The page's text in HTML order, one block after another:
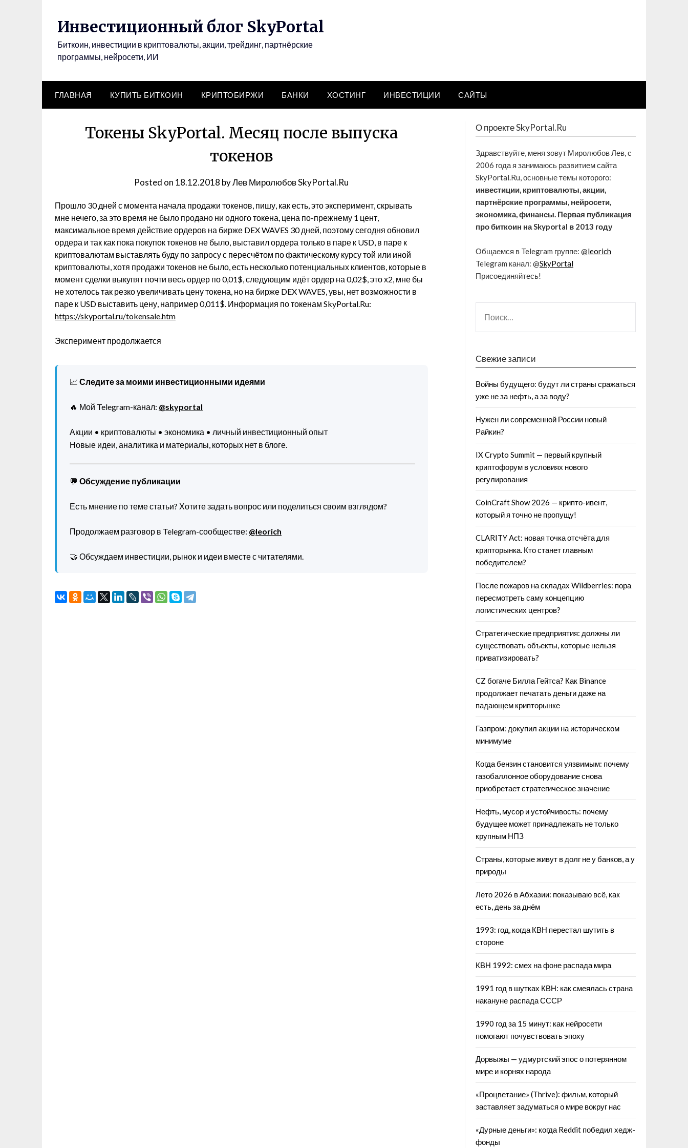
Инвестиционный блог SkyPortal
Биткоин, инвестиции в криптовалюты, акции, трейдинг, партнёрские
программы, нейросети, ИИ
ГЛАВНАЯ КУПИТЬ БИТКОИН КРИПТОБИРЖИ БАНКИ ХОСТИНГ ИНВЕСТИЦИИ САЙТЫ
Токены SkyPortal. Месяц после выпуска
токенов
Posted on 18.12.2018 byЛев Миролюбов SkyPortal.Ru
Прошло 30 дней с момента начала продажи токенов, пишу, как есть, это эксперимент, скрывать
мне нечего, за это время не было продано ни одного токена, цена по-прежнему 1 цент,
максимальное время действие ордеров на бирже DEX WAVES 30 дней, поэтому сегодня обновил
ордера и так как пока покупок токенов не было, выставил ордера только в паре к USD, в паре к
криптовалютам выставлять буду по запросу с пересчётом по фактическому курсу той или иной
криптовалюты, хотя продажи токенов не было, есть несколько потенциальных клиентов, которые в
момент сделки выкупят почти весь ордер по 0,01$, следующим идёт ордер на 0,02$, это х2, мне бы
не хотелось так резко увеличивать цену токена, но на бирже DEX WAVES, увы, нет возможности в
паре к USD выставить цену, например 0,011$. Информация по токенам SkyPortal.Ru:
https://skyportal.ru/tokensale.htm
Эксперимент продолжается
📈 Следите за моими инвестиционными идеями
🔥 Мой Telegram-канал: @skyportal
Акции • криптовалюты • экономика • личный инвестиционный опыт
Новые идеи, аналитика и материалы, которых нет в блоге.
💬 Обсуждение публикации
Есть мнение по теме статьи? Хотите задать вопрос или поделиться своим взглядом?
Продолжаем разговор в Telegram-сообществе: @leorich
🤝 Обсуждаем инвестиции, рынок и идеи вместе с читателями.
О проекте SkyPortal.Ru
Здравствуйте, меня зовут Миролюбов Лев, с
2006 года я занимаюсь развитием сайта
SkyPortal.Ru, основные темы которого:
инвестиции, криптовалюты, акции,
партнёрские программы, нейросети,
экономика, финансы. Первая публикация
про биткоин на Skyportal в 2013 году
Общаемся в Telegram группе: @leorich
Telegram канал: @SkyPortal
Присоединяйтесь!
Свежие записи
Войны будущего: будут ли страны сражаться
уже не за нефть, а за воду?
Нужен ли современной России новый
Райкин?
IX Crypto Summit — первый крупный
криптофорум в условиях нового
регулирования
CoinCraft Show 2026 — крипто-ивент,
который я точно не пропущу!
CLARITY Act: новая точка отсчёта для
крипторынка. Кто станет главным
победителем?
После пожаров на складах Wildberries: пора
пересмотреть саму концепцию
логистических центров?
Стратегические предприятия: должны ли
существовать объекты, которые нельзя
приватизировать?
CZ богаче Билла Гейтса? Как Binance
продолжает печатать деньги даже на
падающем крипторынке
Газпром: докупил акции на историческом
минимуме
Когда бензин становится уязвимым: почему
газобаллонное оборудование снова
приобретает стратегическое значение
Нефть, мусор и устойчивость: почему
будущее может принадлежать не только
крупным НПЗ
Страны, которые живут в долг не у банков, а у
природы
Лето 2026 в Абхазии: показываю всё, как
есть, день за днём
1993: год, когда КВН перестал шутить в
стороне
КВН 1992: смех на фоне распада мира
1991 год в шутках КВН: как смеялась страна
накануне распада СССР
1990 год за 15 минут: как нейросети
помогают почувствовать эпоху
Дорвыжы — удмуртский эпос о потерянном
мире и корнях народа
«Процветание» (Thrive): фильм, который
заставляет задуматься о мире вокруг нас
«Дурные деньги»: когда Reddit победил хедж-
фонды